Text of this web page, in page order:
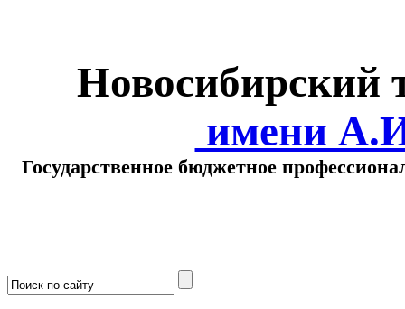
Новосибирский
имени
Государственное бюджетное